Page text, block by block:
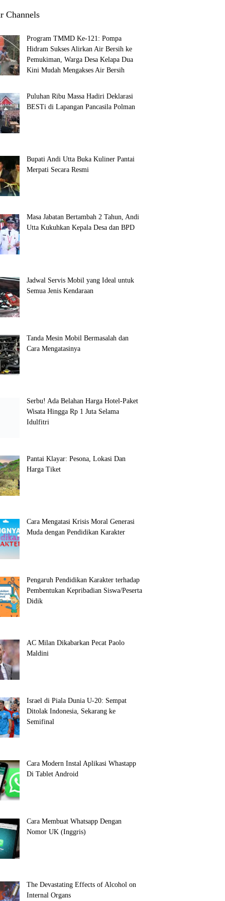
Channels
Program TMMD Ke-121: Pompa
Hidram Sukses Alirkan Air Bersih ke
Pemukiman, Warga Desa Kelapa Dua
Kini Mudah Mengakses Air Bersih
Puluhan Ribu Massa Hadiri Deklarasi
BESTi di Lapangan Pancasila Polman
Bupati Andi Utta Buka Kuliner Pantai
Merpati Secara Resmi
Masa Jabatan Bertambah 2 Tahun, Andi
Utta Kukuhkan Kepala Desa dan BPD
Jadwal Servis Mobil yang Ideal untuk
Semua Jenis Kendaraan
Tanda Mesin Mobil Bermasalah dan
Cara Mengatasinya
Serbu! Ada Belahan Harga Hotel-Paket
Wisata Hingga Rp 1 Juta Selama
Idulfitri
Pantai Klayar: Pesona, Lokasi Dan
Harga Tiket
Cara Mengatasi Krisis Moral Generasi
Muda dengan Pendidikan Karakter
Pengaruh Pendidikan Karakter terhadap
Pembentukan Kepribadian Siswa/Peserta
Didik
AC Milan Dikabarkan Pecat Paolo
Maldini
Israel di Piala Dunia U-20: Sempat
Ditolak Indonesia, Sekarang ke
Semifinal
Cara Modern Instal Aplikasi Whastapp
Di Tablet Android
Cara Membuat Whatsapp Dengan
Nomor UK (Inggris)
The Devastating Effects of Alcohol on
Internal Organs